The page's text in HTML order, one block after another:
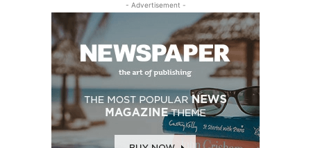
- Advertisement -